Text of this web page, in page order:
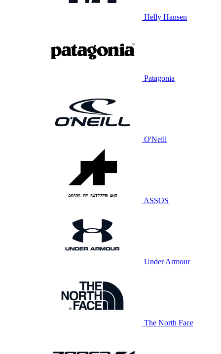
Helly Hansen
Patagonia
O'Neill
ASSOS
Under Armour
The North Face